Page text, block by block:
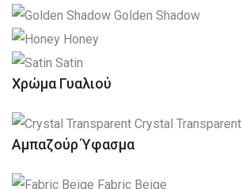
Golden Shadow
Honey
Satin
Χρώμα Γυαλιού
Crystal Transparent
Αμπαζούρ Ύφασμα
Fabric Beige